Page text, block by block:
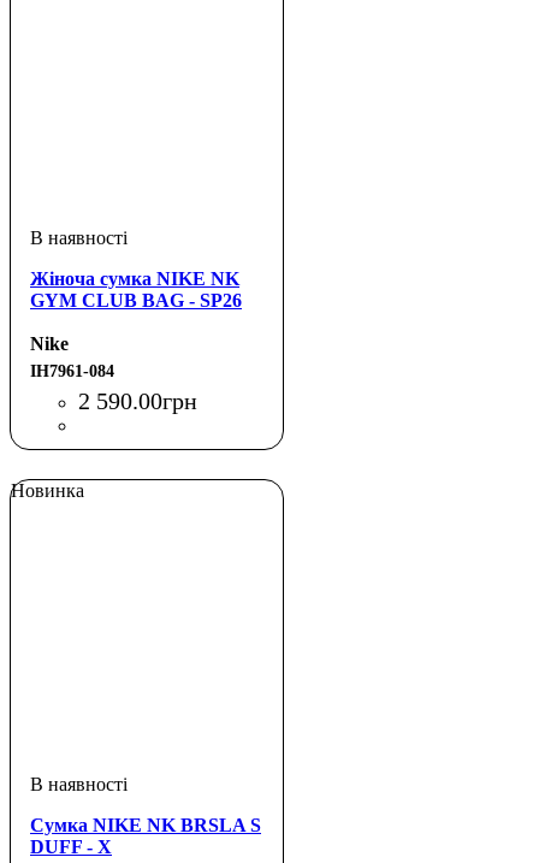
Жіноча сумка NIKE NK
GYM CLUB BAG - SP26
Nike
IH7961-084
2 590.00грн
Новинка
Сумка NIKE NK BRSLA S
DUFF - X